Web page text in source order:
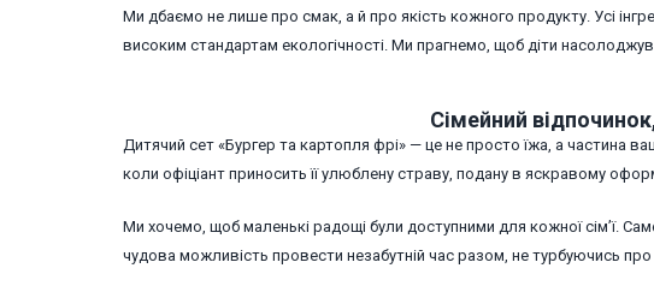
Ми дбаємо не лише про смак, а й про якість кожного продукту. Усі
високим стандартам екологічності. Ми прагнемо, щоб діти
Сімейний
Дитячий сет «Бургер та картопля фрі» — це не просто їжа, а частина
коли офіціант приносить її улюблену страву, подану в яскравому
Ми хочемо, щоб маленькі радощі були доступними для кожної сім’ї.
чудова можливість провести незабутній час разом, не турбуючись